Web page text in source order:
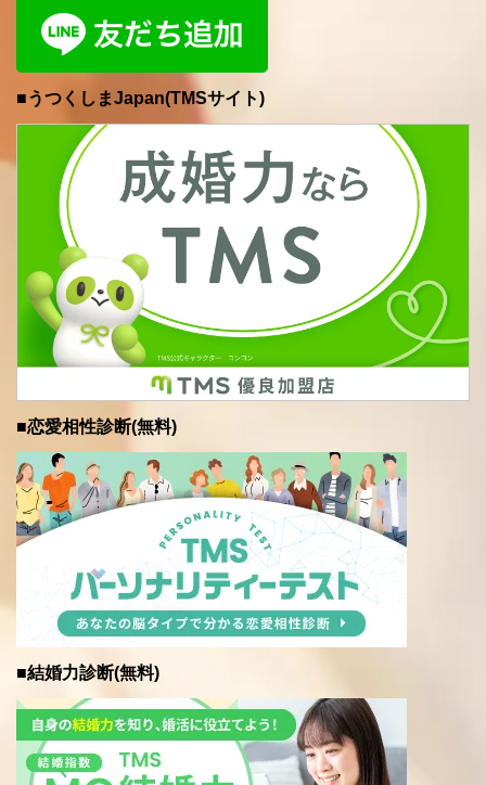
■うつくしまJapan(TMSサイト)
■恋愛相性診断(無料)
■結婚力診断(無料)